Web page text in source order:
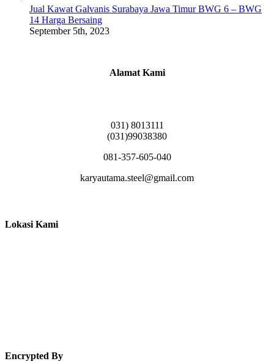
Jual Kawat Galvanis Surabaya Jawa Timur BWG 6 – BWG
14 Harga Bersaing
September 5th, 2023
Alamat Kami
031) 8013111
(031)99038380
081-357-605-040
karyautama.steel@gmail.com
Lokasi Kami
Encrypted By